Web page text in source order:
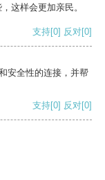
这样会更加亲民。
支持[0] 反对[0]
安全性的连接，并帮
支持[0] 反对[0]